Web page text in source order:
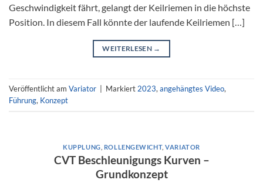
Geschwindigkeit fährt, gelangt der Keilriemen in die höchste
Position. In diesem Fall könnte der laufende Keilriemen […]
WEITERLESEN →
Veröffentlicht am Variator Markiert 2023, angehängtes Video,
Führung, Konzept
KUPPLUNG ROLLENGEWICHT,VARIATOR
CVT Beschleunigungs Kurven –
Grundkonzept